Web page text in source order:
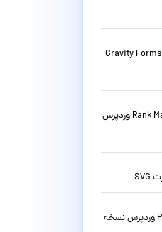
افزونه فرم ساز حرفه ای وردپرس گرویتی فرم Gravity Forms
دانلود افزونه سئو حرفه ای رنک مث Rank Math Pro وردپرس
افزونه افزایش سرعت وبسایت Perfmatters وردپرس نسخه